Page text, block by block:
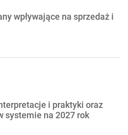
wpływające na sprzedaż i
i praktyki oraz
systemie na 2027 rok